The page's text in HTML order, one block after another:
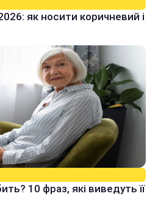
як носити коричневий і
10 фраз, які виведуть її